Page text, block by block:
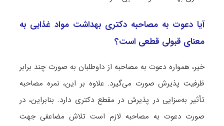
آیا دعوت به مصاحبه دکتری بهداشت مواد غذایی به
معنای قبولی قطعی است؟
خیر، همواره دعوت به مصاحبه از داوطلبان به صورت چند برابر
ظرفیت پذیرش صورت می‌گیرد. علاوه بر این، نمره مصاحبه
تأثیر به‌سزایی در پذیرش در مقطع دکتری دارد. بنابراین، در
صورت دعوت به مصاحبه لازم است تلاش مضاعفی جهت